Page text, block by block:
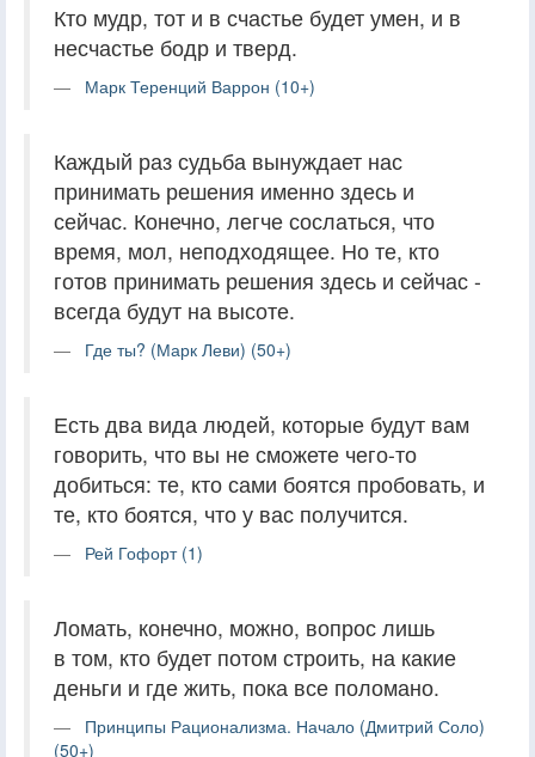
Кто мудр, тот и в счастье будет умен, и в
несчастье бодр и тверд.
Марк Теренций Варрон (10+)
Каждый раз судьба вынуждает нас
принимать решения именно здесь и
сейчас. Конечно, легче сослаться, что
время, мол, неподходящее. Но те, кто
готов принимать решения здесь и сейчас -
всегда будут на высоте.
Где ты? (Марк Леви) (50+)
Есть два вида людей, которые будут вам
говорить, что вы не сможете чего-то
добиться: те, кто сами боятся пробовать, и
те, кто боятся, что у вас получится.
Рей Гофорт (1)
Ломать, конечно, можно, вопрос лишь
в том, кто будет потом строить, на какие
деньги и где жить, пока все поломано.
Принципы Рационализма. Начало (Дмитрий Соло)
(50+)